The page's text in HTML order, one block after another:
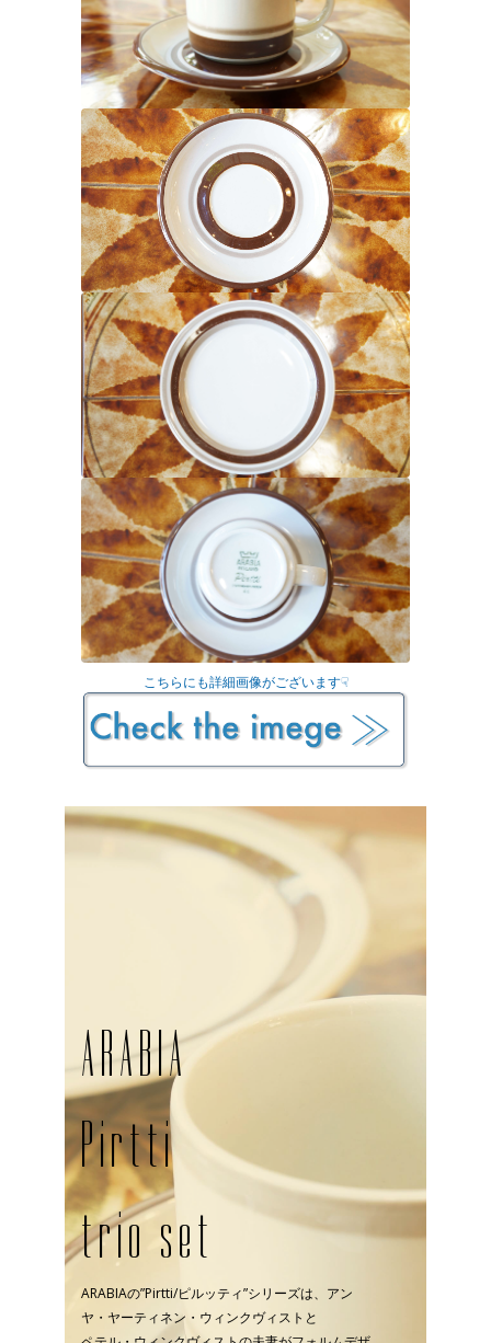
こちらにも詳細画像がございます☟
ARABIA
Pirtti
trio set
ARABIAの”Pirtti/ピルッティ”シリーズは、アン
ヤ・ヤーティネン・ウィンクヴィストと